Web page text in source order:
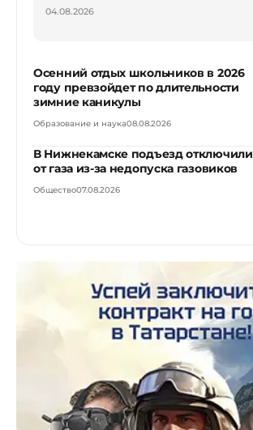
04.08.2026
Осенний отдых школьников в 2026
году превзойдет по длительности
зимние каникулы
Образование и наука08.08.2026
В Нижнекамске подъезд отключили
от газа из-за недопуска газовиков
Общество07.08.2026